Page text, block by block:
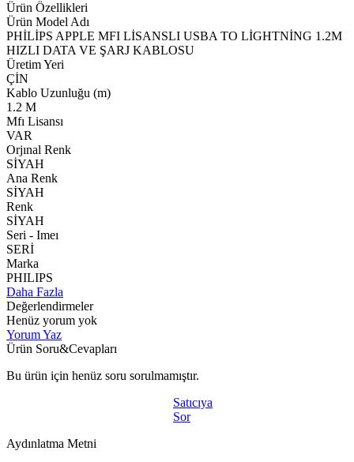
Ürün Özellikleri
Ürün Model Adı
PHİLİPS APPLE MFI LİSANSLI USBA TO LİGHTNİNG 1.2M
HIZLI DATA VE ŞARJ KABLOSU
Üretim Yeri
ÇİN
Kablo Uzunluğu (m)
1.2 M
Mfı Lisansı
VAR
Orjınal Renk
SİYAH
Ana Renk
SİYAH
Renk
SİYAH
Seri - Imeı
SERİ
Marka
PHILIPS
Daha Fazla
Değerlendirmeler
Henüz yorum yok
Yorum Yaz
Ürün Soru&Cevapları
Bu ürün için henüz soru sorulmamıştır.
Satıcıya
Sor
Aydınlatma Metni